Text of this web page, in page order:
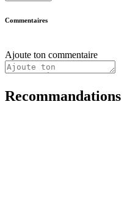
Commentaires
Ajoute ton commentaire
Recommandations